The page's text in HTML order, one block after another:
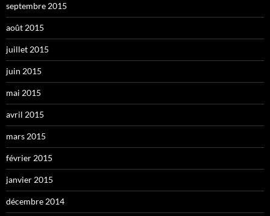
septembre 2015
août 2015
juillet 2015
juin 2015
mai 2015
avril 2015
mars 2015
février 2015
janvier 2015
décembre 2014